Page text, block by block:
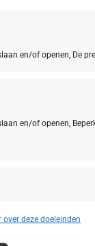
en/of openen, De
en/of openen,
over deze doeleinden